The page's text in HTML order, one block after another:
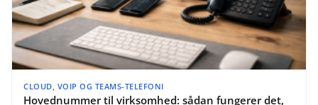
CLOUD, VOIP OG TEAMS-TELEFONI
Hovednummer til virksomhed: sådan fungerer det,